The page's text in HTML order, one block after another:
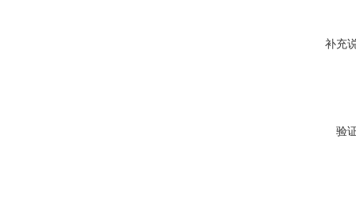
补充
验